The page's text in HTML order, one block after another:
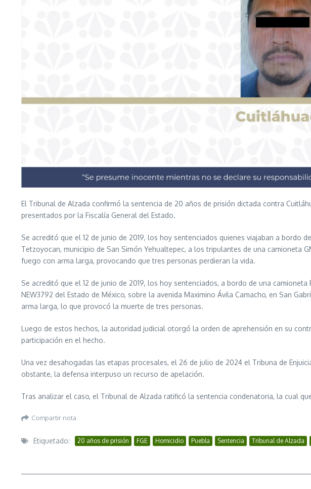
El Tribunal de Alzada confirmó la sentencia de 20 años de prisión dictada contra
presentados por la Fiscalía General del Estado.
Se acreditó que el 12 de junio de 2019, los hoy sentenciados quienes viajaban a bordo
Tetzoyocan, municipio de San Simón Yehualtepec, a los tripulantes de una camioneta
fuego con arma larga, provocando que tres personas perdieran la vida.
Se acreditó que el 12 de junio de 2019, los hoy sentenciados, a bordo de una
NEW3792 del Estado de México, sobre la avenida Maximino Ávila Camacho, en San
arma larga, lo que provocó la muerte de tres personas.
Luego de estos hechos, la autoridad judicial otorgó la orden de aprehensión en su
participación en el hecho.
Una vez desahogadas las etapas procesales, el 26 de julio de 2024 el Tribuna de
obstante, la defensa interpuso un recurso de apelación.
Tras analizar el caso, el Tribunal de Alzada ratificó la sentencia condenatoria, la cual
Compartir nota
Etiquetado: 20 años de prisión FGE Homicidio Puebla Sentencia Tribunal de Alzada